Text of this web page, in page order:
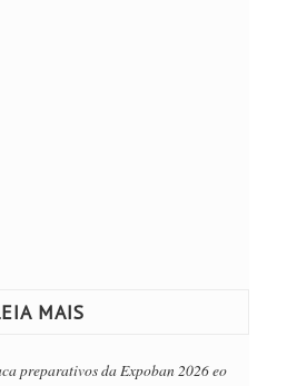
MAIS
preparativos da Expoban 2026 eo